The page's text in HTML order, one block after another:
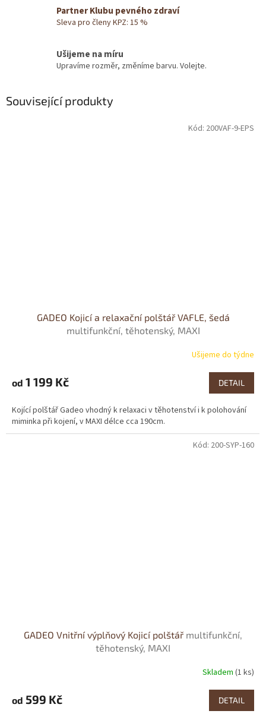
Partner Klubu pevného zdraví
Sleva pro členy KPZ: 15 %
Ušijeme na míru
Upravíme rozměr, změníme barvu. Volejte.
Související produkty
GADEO Kojicí a relaxační polštář VAFLE, šedá
multifunkční, těhotenský, MAXI
Ušijeme do týdne
od 1 199 Kč DETAIL
Kojící polštář Gadeo vhodný k relaxaci v těhotenství i k polohování
miminka při kojení, v MAXI délce cca 190cm.
Kód: 200VAF-9-EPS
GADEO Vnitřní výplňový Kojicí polštář multifunkční,
těhotenský, MAXI
produktu
je
Skladem(1 ks)
od 599 Kč DETAIL
Kód: 200-SYP-160